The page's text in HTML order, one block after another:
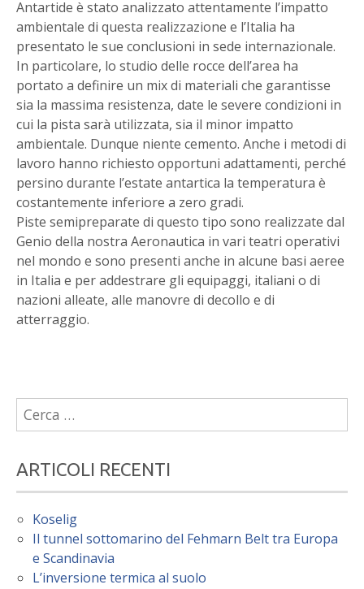
Antartide è stato analizzato attentamente l’impatto
ambientale di questa realizzazione e l’Italia ha
presentato le sue conclusioni in sede internazionale.
In particolare, lo studio delle rocce dell’area ha
portato a definire un mix di materiali che garantisse
sia la massima resistenza, date le severe condizioni in
cui la pista sarà utilizzata, sia il minor impatto
ambientale. Dunque niente cemento. Anche i metodi di
lavoro hanno richiesto opportuni adattamenti, perché
persino durante l’estate antartica la temperatura è
costantemente inferiore a zero gradi.
Piste semipreparate di questo tipo sono realizzate dal
Genio della nostra Aeronautica in vari teatri operativi
nel mondo e sono presenti anche in alcune basi aeree
in Italia e per addestrare gli equipaggi, italiani o di
nazioni alleate, alle manovre di decollo e di
atterraggio.
Ricerca
per:
ARTICOLI RECENTI
Koselig
Il tunnel sottomarino del Fehmarn Belt tra Europa
e Scandinavia
L’inversione termica al suolo